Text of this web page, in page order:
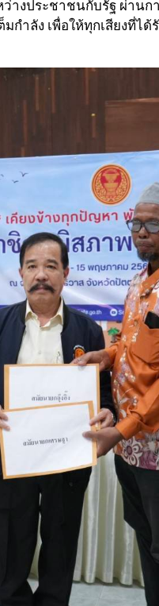
งประชาชนกับรัฐ ผ่าน
ำลัง เพื่อให้ทุกเสียงที่ไ